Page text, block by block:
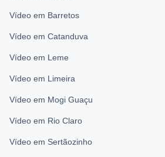
Vídeo em Barretos
Vídeo em Catanduva
Vídeo em Leme
Vídeo em Limeira
Vídeo em Mogi Guaçu
Vídeo em Rio Claro
Vídeo em Sertãozinho